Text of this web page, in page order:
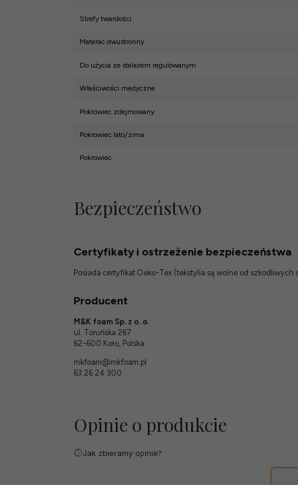
Strefy twardości
Materac dwustronny
Do użycia ze stelażem regulowanym
Właściwości medyczne
Pokrowiec zdejmowany
Pokrowiec lato/zima
Pokrowiec
Bezpieczeństwo
Certyfikaty i ostrzeżenie bezpieczeństwa
Posiada certyfikat Oeko-Tex (tekstylia są wolne od
Producent
M&K foam Sp. z o. o.
ul. Toruńska 267
62-600 Koło, Polska
mkfoam@mkfoam.pl
63 26 24 300
Opinie o produkcie
Jak zbieramy opinie?